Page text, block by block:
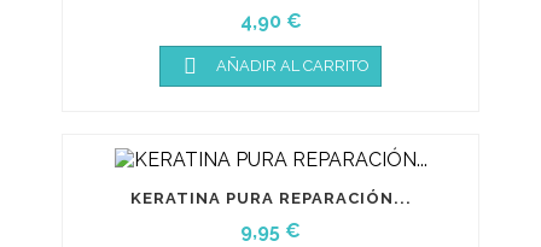
Precio
4,90 €
 AÑADIR AL CARRITO
KERATINA PURA REPARACIÓN...
Precio
9,95 €